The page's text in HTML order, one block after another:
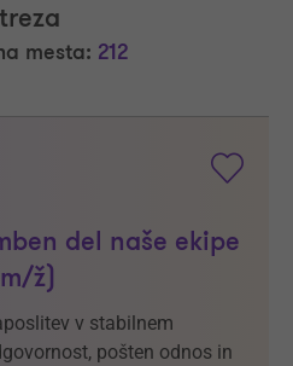
mesta: 212
del naše ekipe
ž)
v stabilnem
pošten odnos in